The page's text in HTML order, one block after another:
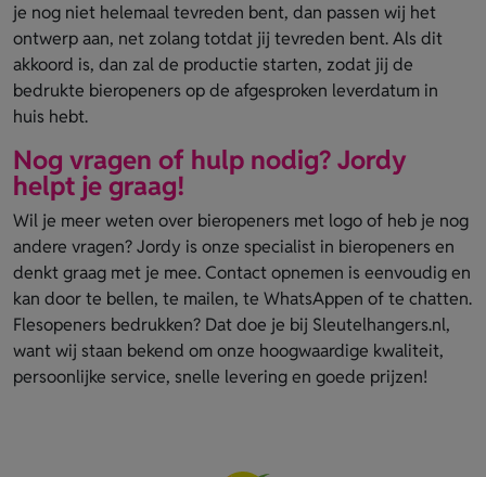
je nog niet helemaal tevreden bent, dan passen wij het
ontwerp aan, net zolang totdat jij tevreden bent. Als dit
akkoord is, dan zal de productie starten, zodat jij de
bedrukte bieropeners op de afgesproken leverdatum in
huis hebt.
Nog vragen of hulp nodig? Jordy
helpt je graag!
Wil je meer weten over bieropeners met logo of heb je nog
andere vragen? Jordy is onze specialist in bieropeners en
denkt graag met je mee. Contact opnemen is eenvoudig en
kan door te bellen, te mailen, te WhatsAppen of te chatten.
Flesopeners bedrukken? Dat doe je bij Sleutelhangers.nl,
want wij staan bekend om onze hoogwaardige kwaliteit,
persoonlijke service, snelle levering en goede prijzen!